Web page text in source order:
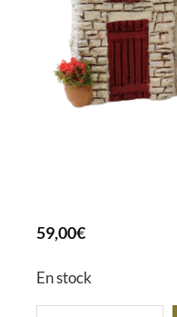
59,00€
En stock